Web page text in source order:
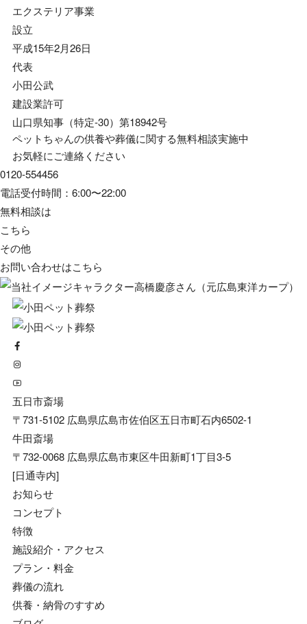
エクステリア事業
設立
平成15年2月26日
代表
小田公武
建設業許可
山口県知事（特定-30）第18942号
ペットちゃんの供養や葬儀に関する無料相談実施中
お気軽にご連絡ください
0120-554456
電話受付時間：6:00〜22:00
無料相談は
こちら
その他
お問い合わせはこちら
五日市斎場
〒731-5102 広島県広島市佐伯区五日市町石内6502-1
牛田斎場
〒732-0068 広島県広島市東区牛田新町1丁目3-5
[日通寺内]
お知らせ
コンセプト
特徴
施設紹介・アクセス
プラン・料金
葬儀の流れ
供養・納骨のすすめ